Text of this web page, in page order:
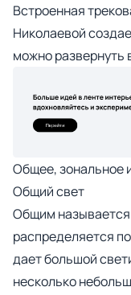
Встроенная
Николаевой
можно развернуть
Общее, зональное
Общий свет
Общим
распределяется
дает большой
несколько